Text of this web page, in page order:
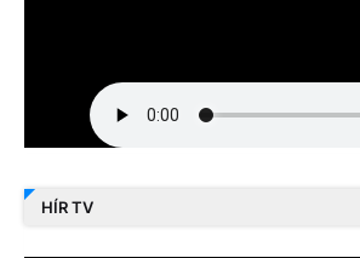
HÍR TV